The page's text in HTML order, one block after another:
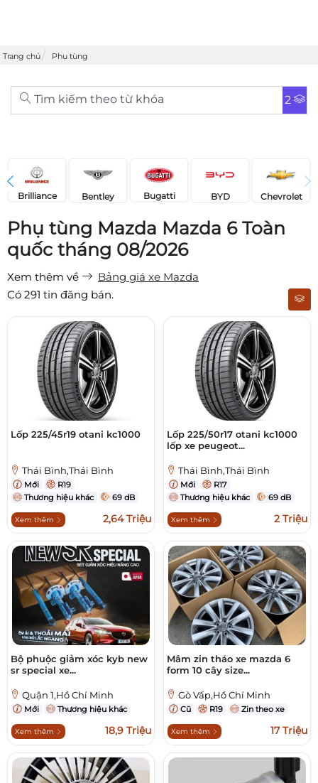
Trang chủ Phụ tùng
Tìm kiếm theo từ khóa 2
Brilliance Bentley Bugatti BYD Chevrolet
Phụ tùng Mazda Mazda 6 Toàn
quốc tháng 08/2026
Xem thêm về
Bảng giá xe Mazda
Có 291 tin đăng bán.
Lốp 225/45r19 otani kc1000
Thái Bình,Thái Bình
Mới
R19
Thương hiệu khác
69 dB
Xem thêm 2,64 Triệu
Lốp 225/50r17 otani kc1000
lốp xe peugeot...
Thái Bình,Thái Bình
Mới
R17
Thương hiệu khác
69 dB
Xem thêm 2 Triệu
Bộ phuộc giảm xóc kyb new
sr special xe...
Quận 1,Hồ Chí Minh
Mới Thương hiệu khác
Xem thêm 18,9 Triệu
Mâm zin tháo xe mazda 6
form 10 cây size...
Gò Vấp,Hồ Chí Minh
Cũ R19 Zin theo xe
Xem thêm 17 Triệu